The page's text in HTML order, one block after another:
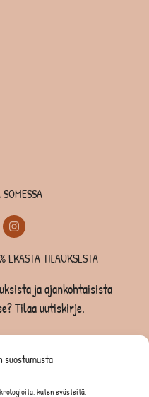
suostumusta
kuten evästeitä,
EKASTA TILAUKSESTA
ja ajankohtaisista
Tilaa uutiskirje.
TILAUKSESTA